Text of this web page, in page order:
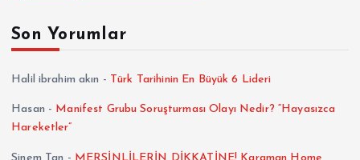
Son Yorumlar
Halil ibrahim akın - Türk Tarihinin En Büyük 6 Lideri
Hasan - Manifest Grubu Soruşturması Olayı Nedir? “Hayasızca
Hareketler”